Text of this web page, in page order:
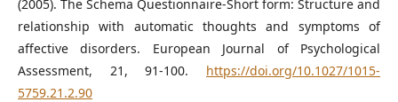
(2005). The Schema Questionnaire-Short form: Structure and
relationship with automatic thoughts and symptoms of
affective disorders. European Journal of Psychological
Assessment, 21, 91-100. https://doi.org/10.1027/1015-
5759.21.2.90